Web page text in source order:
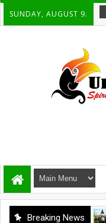
SUNDAY, AUGUST 9.
Breaking News